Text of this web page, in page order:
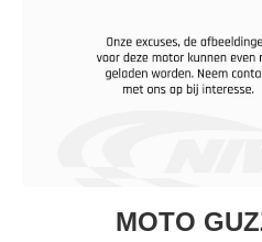
MOTO